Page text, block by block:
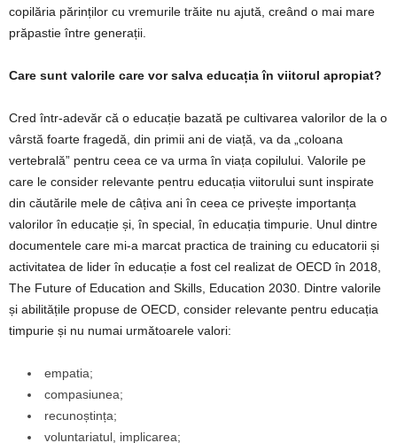
copilăria părinților cu vremurile trăite nu ajută, creând o mai mare
prăpastie între generații.
Care sunt valorile care vor salva educația în viitorul apropiat?
Cred într-adevăr că o educație bazată pe cultivarea valorilor de la o
vârstă foarte fragedă, din primii ani de viață, va da „coloana
vertebrală” pentru ceea ce va urma în viața copilului. Valorile pe
care le consider relevante pentru educația viitorului sunt inspirate
din căutările mele de câțiva ani în ceea ce privește importanța
valorilor în educație și, în special, în educația timpurie. Unul dintre
documentele care mi-a marcat practica de training cu educatorii și
activitatea de lider în educație a fost cel realizat de OECD în 2018,
The Future of Education and Skills, Education 2030. Dintre valorile
și abilitățile propuse de OECD, consider relevante pentru educația
timpurie și nu numai următoarele valori:
empatia;
compasiunea;
recunoștința;
voluntariatul, implicarea;